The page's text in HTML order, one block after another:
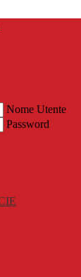
Nome Utente
Password